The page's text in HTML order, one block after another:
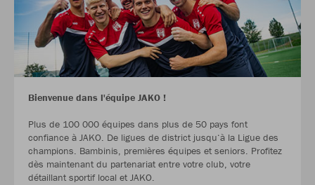
Bienvenue dans l'équipe JAKO !
Plus de 100 000 équipes dans plus de 50 pays font
confiance à JAKO. De ligues de district jusqu‘à la Ligue des
champions. Bambinis, premières équipes et seniors. Profitez
dès maintenant du partenariat entre votre club, votre
détaillant sportif local et JAKO.